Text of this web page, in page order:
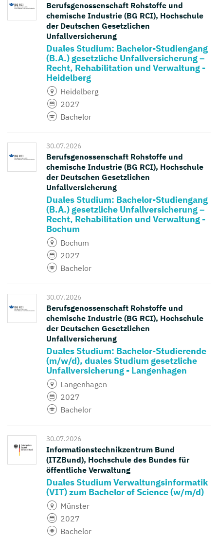
Berufsgenossenschaft Rohstoffe und
chemische Industrie (BG RCI), Hochschule
der Deutschen Gesetzlichen
Unfallversicherung
Duales Studium: Bachelor-Studiengang
(B.A.) gesetzliche Unfallversicherung –
Recht, Rehabilitation und Verwaltung -
Heidelberg
Heidelberg
2027
Bachelor
30.07.2026
Berufsgenossenschaft Rohstoffe und
chemische Industrie (BG RCI), Hochschule
der Deutschen Gesetzlichen
Unfallversicherung
Duales Studium: Bachelor-Studiengang
(B.A.) gesetzliche Unfallversicherung –
Recht, Rehabilitation und Verwaltung -
Bochum
Bochum
2027
Bachelor
30.07.2026
Berufsgenossenschaft Rohstoffe und
chemische Industrie (BG RCI), Hochschule
der Deutschen Gesetzlichen
Unfallversicherung
Duales Studium: Bachelor-Studierende
(m/w/d), duales Studium gesetzliche
Unfallversicherung - Langenhagen
Langenhagen
2027
Bachelor
30.07.2026
Informationstechnikzentrum Bund
(ITZBund), Hochschule des Bundes für
öffentliche Verwaltung
Duales Studium Verwaltungsinformatik
(VIT) zum Bachelor of Science (w/m/d)
Münster
2027
Bachelor